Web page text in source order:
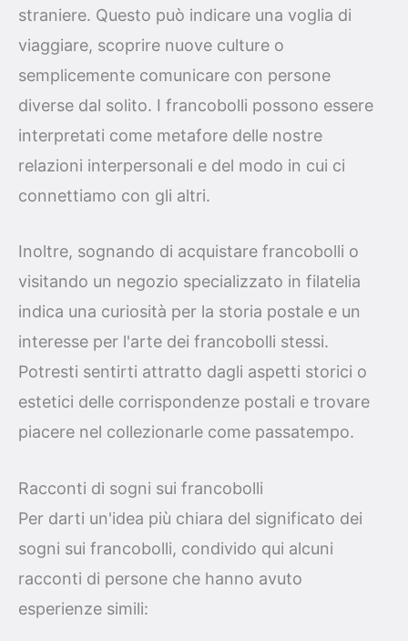
straniere. Questo può indicare una voglia di
viaggiare, scoprire nuove culture o
semplicemente comunicare con persone
diverse dal solito. I francobolli possono essere
interpretati come metafore delle nostre
relazioni interpersonali e del modo in cui ci
connettiamo con gli altri.
Inoltre, sognando di acquistare francobolli o
visitando un negozio specializzato in filatelia
indica una curiosità per la storia postale e un
interesse per l'arte dei francobolli stessi.
Potresti sentirti attratto dagli aspetti storici o
estetici delle corrispondenze postali e trovare
piacere nel collezionarle come passatempo.
Racconti di sogni sui francobolli
Per darti un'idea più chiara del significato dei
sogni sui francobolli, condivido qui alcuni
racconti di persone che hanno avuto
esperienze simili: